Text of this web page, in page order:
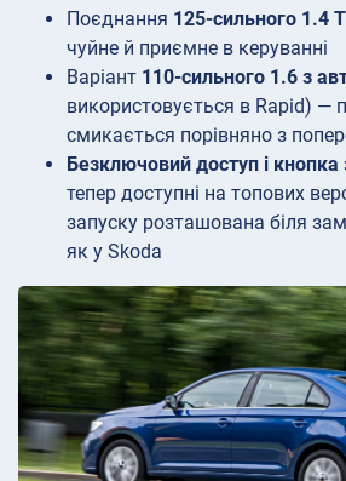
Поєднання 125-сильного 1.4
чуйне й приємне в керуванні
Варіант 110-сильного 1.6 з
використовується в Rapid) —
смикається порівняно з
Безключовий доступ і кнопка
тепер доступні на топових
запуску розташована біля
як у Skoda